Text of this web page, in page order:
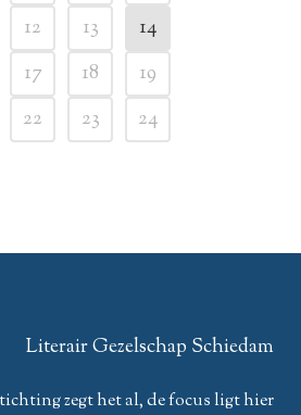
12 13
14
17 18
19
22 23 24
Literair Gezelschap Schiedam
zegt het al, de focus ligt hier